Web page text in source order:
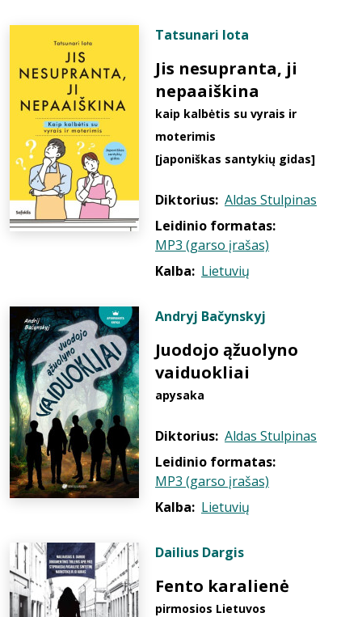
Tatsunari Iota
Jis nesupranta, ji
nepaaiškina
kaip kalbėtis su vyrais ir
moterimis
[japoniškas santykių gidas]
Diktorius: Aldas Stulpinas
Leidinio formatas:
MP3 (garso įrašas)
Kalba: Lietuvių
Andryj Bačynskyj
Juodojo ąžuolyno
vaiduokliai
apysaka
Diktorius: Aldas Stulpinas
Leidinio formatas:
MP3 (garso įrašas)
Kalba: Lietuvių
Dailius Dargis
Fento karalienė
pirmosios Lietuvos